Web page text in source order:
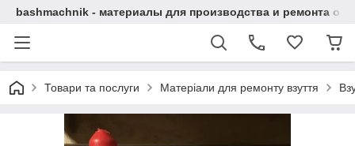
bashmachnik - материалы для производства и ремонта
Товари та послуги Матеріали для ремонту взуття